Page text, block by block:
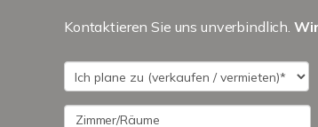
Kontaktieren Sie uns unverbindlich.